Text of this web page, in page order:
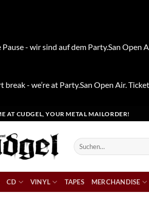
Pause - wir sind auf dem Party.San
break - we’re at Party.San Open Air.
AT CUDGEL, YOUR METAL MAILORDER!
Suchen
nach:
CD VINYL TAPES MERCHANDISE